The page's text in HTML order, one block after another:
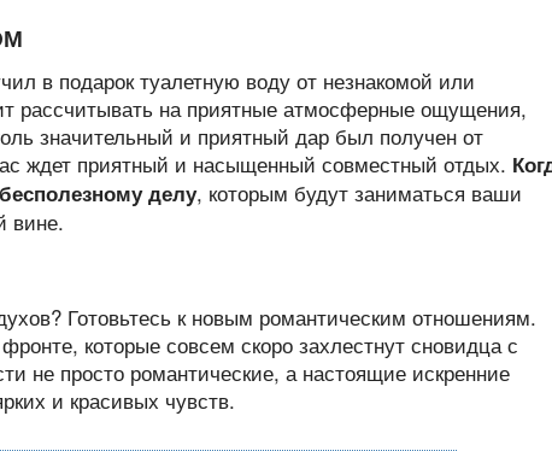
в подарок туалетную воду от незнакомой или
рассчитывать на приятные атмосферные ощущения,
значительный и приятный дар был получен от
ждет приятный и насыщенный совместный отдых.
делу, которым будут заниматься ваши
вине.
Готовьтесь к новым романтическим отношениям.
которые совсем скоро захлестнут сновидца с
не просто романтические, а настоящие искренние
и красивых чувств.